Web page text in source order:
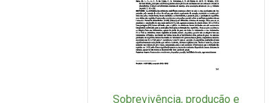
Sobrevivência, produção e